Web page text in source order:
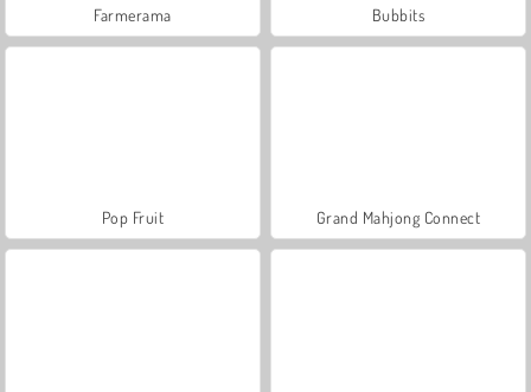
Farmerama Bubbits
Pop Fruit Grand Mahjong Connect